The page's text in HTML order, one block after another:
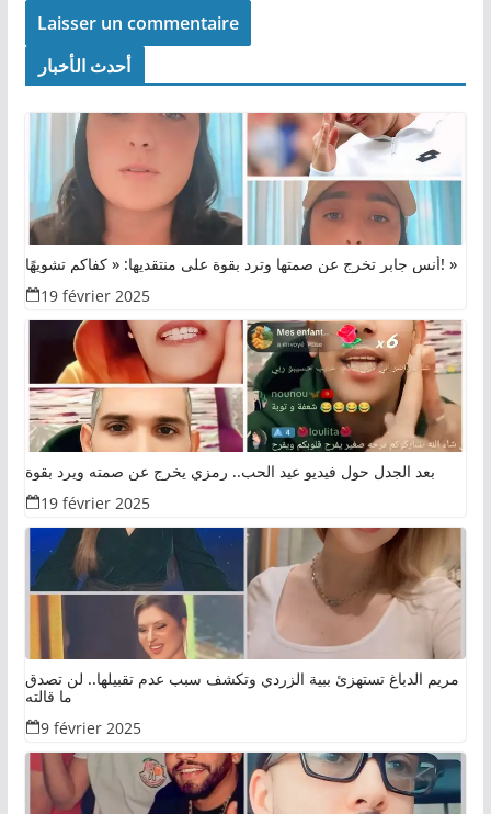
أحدث الأخبار
أنس جابر تخرج عن صمتها وترد بقوة على منتقديها: « كفاكم تشويهًا! »
19 février 2025
بعد الجدل حول فيديو عيد الحب.. رمزي يخرج عن صمته ويرد بقوة
19 février 2025
مريم الدباغ تستهزئ ببية الزردي وتكشف سبب عدم تقبيلها.. لن تصدق
ما قالته
9 février 2025